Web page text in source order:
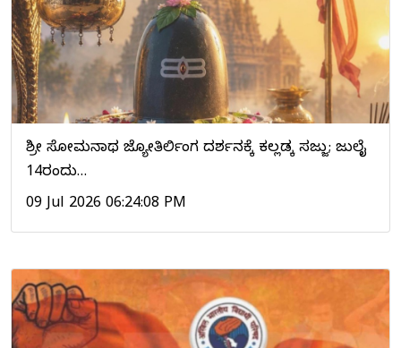
ಶ್ರೀ ಸೋಮನಾಥ ಜ್ಯೋತಿರ್ಲಿಂಗ ದರ್ಶನಕ್ಕೆ ಕಲ್ಲಡ್ಕ ಸಜ್ಜು; ಜುಲೈ
14ರಂದು…
09 Jul 2026 06:24:08 PM